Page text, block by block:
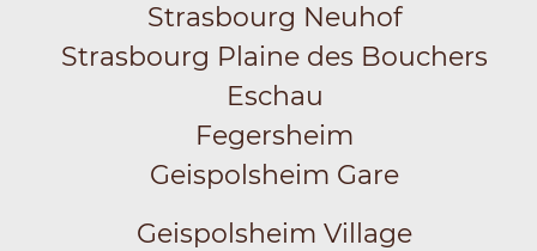
Strasbourg Neuhof
Strasbourg Plaine des Bouchers
Eschau
Fegersheim
Geispolsheim Gare
Geispolsheim Village